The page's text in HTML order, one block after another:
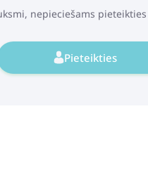
nepieciešams
Pieteikties